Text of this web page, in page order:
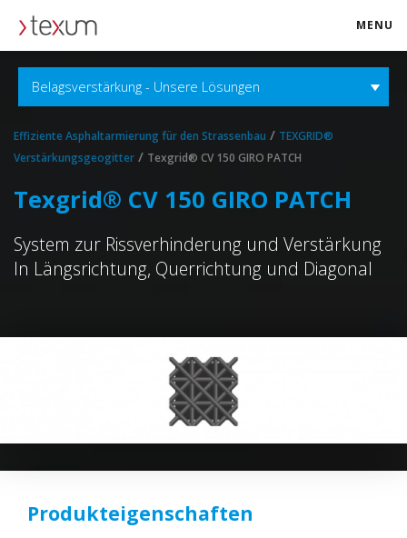
MENU
Belagsverstärkung - Unsere Lösungen
Effiziente Asphaltarmierung für den Strassenbau / TEXGRID®
Verstärkungsgeogitter / Texgrid® CV 150 GIRO PATCH
Texgrid® CV 150 GIRO PATCH
System zur Rissverhinderung und Verstärkung
In Längsrichtung, Querrichtung und Diagonal
Produkteigenschaften